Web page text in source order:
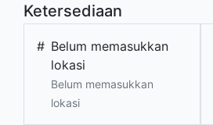
Ketersediaan
# Belum memasukkan
lokasi
Belum memasukkan
lokasi